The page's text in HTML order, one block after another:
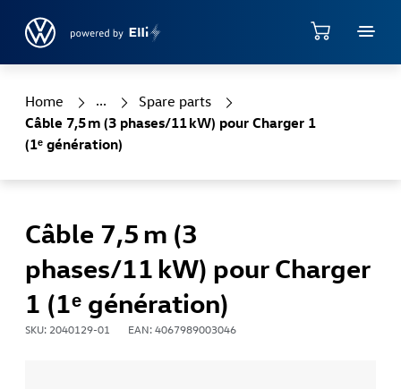
Home Shop Spare parts
Câble 7,5 m (3 phases/11 kW) pour Charger 1
(1ᵉ génération)
Câble 7,5 m (3
phases/11 kW) pour Charger
1 (1ᵉ génération)
SKU: 2040129-01 EAN: 4067989003046